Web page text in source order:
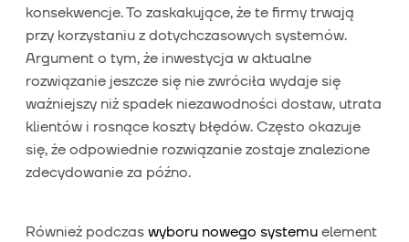
konsekwencje. To zaskakujące, że te firmy trwają
przy korzystaniu z dotychczasowych systemów.
Argument o tym, że inwestycja w aktualne
rozwiązanie jeszcze się nie zwróciła wydaje się
ważniejszy niż spadek niezawodności dostaw, utrata
klientów i rosnące koszty błędów. Często okazuje
się, że odpowiednie rozwiązanie zostaje znalezione
zdecydowanie za późno.
Również podczas wyboru nowego systemu element